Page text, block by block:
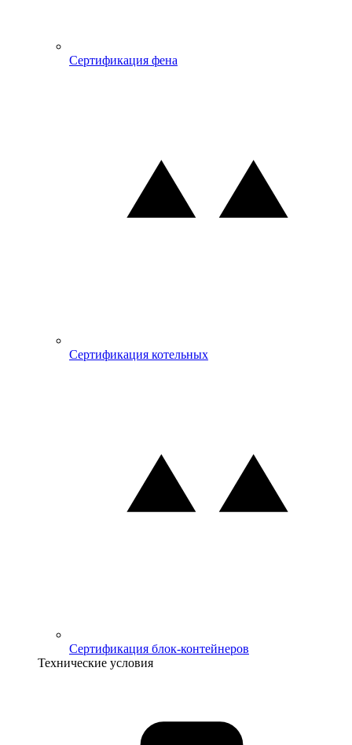
Сертификация фена
Сертификация котельных
Сертификация блок-контейнеров
Технические условия